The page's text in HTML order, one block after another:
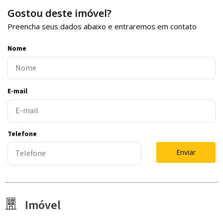
Gostou deste imóvel?
Preencha seus dados abaixo e entraremos em contato
Nome
E-mail
Telefone
Enviar
Imóvel